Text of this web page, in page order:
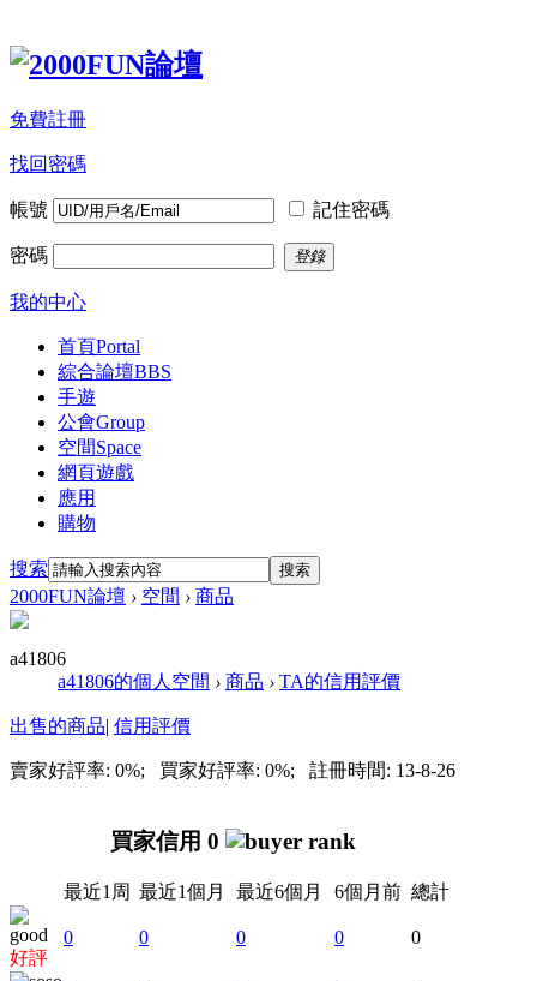
免費註冊
找回密碼
帳號 記住密碼
密碼 登錄
我的中心
首頁Portal
綜合論壇BBS
手遊
公會Group
空間Space
網頁遊戲
應用
購物
搜索 搜索
2000FUN論壇 › 空間 › 商品
a41806
a41806的個人空間 › 商品 › TA的信用評價
出售的商品| 信用評價
賣家好評率: 0%; 買家好評率: 0%; 註冊時間: 13-8-26
買家信用 0
最近1周 最近1個月 最近6個月 6個月前 總計
好評
0 0 0 0 0